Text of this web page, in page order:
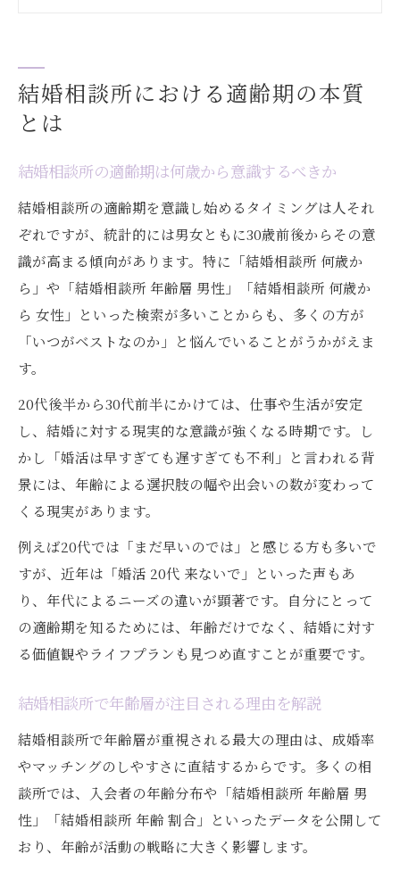
結婚相談所における年齢足切りの実態を知
年齢層から読み解く結婚相談所の選択基準
結婚相談所の年齢層と選び方のポイント
結婚相談所男性会員の年齢分布を徹底解剖
女性の結婚相談所入会適齢期を知るメリッ
ト
結婚相談所の年齢割合と成功しやすい年代
婚活で失敗しない結婚相談所年齢戦略の極
結婚相談所で有利に動く年齢の探し方
結婚相談所で有利に動ける年齢帯の見極め
方
モテる年齢と結婚相談所利用の最適年齢の
違い
結婚相談所で20代の婚活は本当に有利なの
か
年齢による結婚相談所の申し込み増減を解
説
ローチ
結婚相談所入会は何歳からが理想的か考察
婚活スタート時期と結婚相談所適齢期の関
係
結婚相談所で遅すぎない入会タイミングと
結婚相談所における適齢期の本質
とは
結婚相談所の適齢期は何歳から意識するべきか
結婚相談所の適齢期を意識し始めるタイミングは人それ
ぞれですが、統計的には男女ともに30歳前後からその意
識が高まる傾向があります。特に「結婚相談所 何歳か
ら」や「結婚相談所 年齢層 男性」「結婚相談所 何歳か
ら 女性」といった検索が多いことからも、多くの方が
「いつがベストなのか」と悩んでいることがうかがえま
す。
20代後半から30代前半にかけては、仕事や生活が安定
し、結婚に対する現実的な意識が強くなる時期です。し
かし「婚活は早すぎても遅すぎても不利」と言われる背
景には、年齢による選択肢の幅や出会いの数が変わって
くる現実があります。
例えば20代では「まだ早いのでは」と感じる方も多いで
すが、近年は「婚活 20代 来ないで」といった声もあ
り、年代によるニーズの違いが顕著です。自分にとって
の適齢期を知るためには、年齢だけでなく、結婚に対す
る価値観やライフプランも見つめ直すことが重要です。
結婚相談所で年齢層が注目される理由を解説
結婚相談所で年齢層が重視される最大の理由は、成婚率
やマッチングのしやすさに直結するからです。多くの相
談所では、入会者の年齢分布や「結婚相談所 年齢層 男
性」「結婚相談所 年齢 割合」といったデータを公開して
おり、年齢が活動の戦略に大きく影響します。